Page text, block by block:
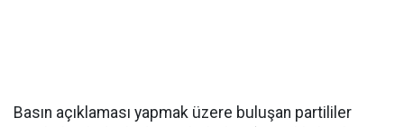
Basın açıklaması yapmak üzere buluşan partililer